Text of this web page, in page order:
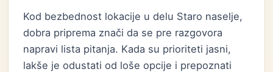
Kod bezbednost lokacije u delu Staro naselje,
dobra priprema znači da se pre razgovora
napravi lista pitanja. Kada su prioriteti jasni,
lakše je odustati od loše opcije i prepoznati